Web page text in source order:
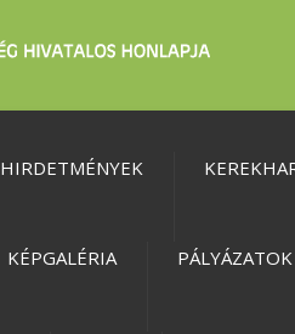
HIRDETMÉNYEK
KÉPGALÉRIA PÁLYÁZATOK